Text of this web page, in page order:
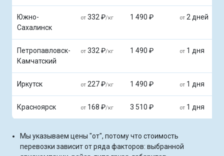
Южно-
Сахалинск
от 332 ₽/кг 1 490 ₽ от 2 дней
Петропавловск-
Камчатский
от 332 ₽/кг 1 490 ₽ от 1 дня
Иркутск от 227 ₽/кг 1 490 ₽ от 1 дня
Красноярск от 168 ₽/кг 3 510 ₽ от 1 дня
Мы указываем цены "от", потому что стоимость
перевозки зависит от ряда факторов: выбранной